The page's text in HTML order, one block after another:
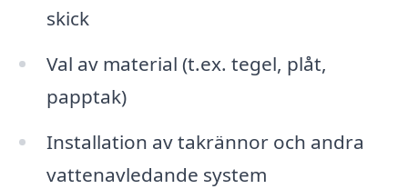
skick
Val av material (t.ex. tegel, plåt,
papptak)
Installation av takrännor och andra
vattenavledande system